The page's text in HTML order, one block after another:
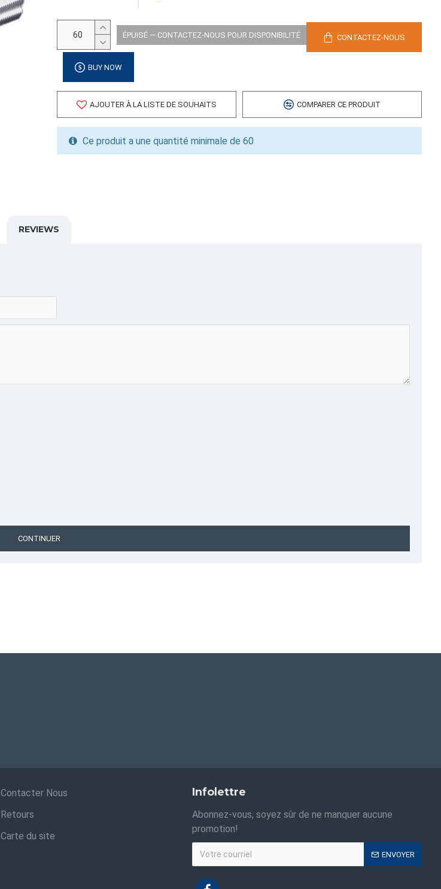
Quantité par emballage: 60.00
Dimension:
Poids: 0.00
Volume cubique: 0.00 pieds cubes
FORMAT DE PALETTE
Quantité par palette: 0.00
Dimension/pallet:
ALPHA
VEXAR,BROCHE,BROCHEUSE
ÉPUISÉ — CONTACTEZ-NOUS POUR DISPONIBILITÉ CONTACTEZ-NOUS
BUY NOW
AJOUTER À LA LISTE DE SOUHAITS COMPARER CE PRODUIT
Ce produit a une quantité minimale de 60
REVIEWS
CONTINUER
Contacter Nous
Retours
Carte du site
Infolettre
Abonnez-vous, soyez sûr de ne manquer aucune
promotion!
ENVOYER